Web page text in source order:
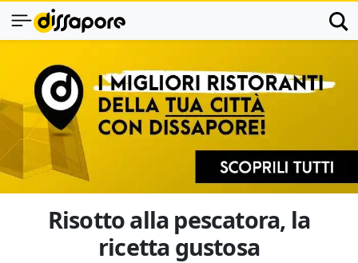
Risotto alla pescatora, la
ricetta gustosa